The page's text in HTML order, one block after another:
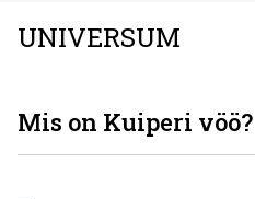
UNIVERSUM
Mis on Kuiperi vöö?